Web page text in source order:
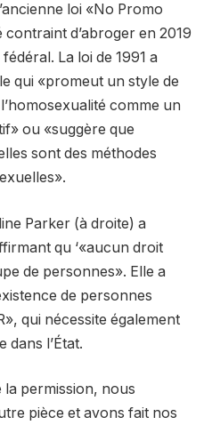
loi «No Promo
contraint d’abroger en 2019
La loi de 1991 a
qui «promeut un style de
comme un
ou «suggère que
sont des méthodes
Parker (à droite) a
qu ‘«aucun droit
de personnes». Elle a
de personnes
qui nécessite également
dans l’État.
permission, nous
pièce et avons fait nos